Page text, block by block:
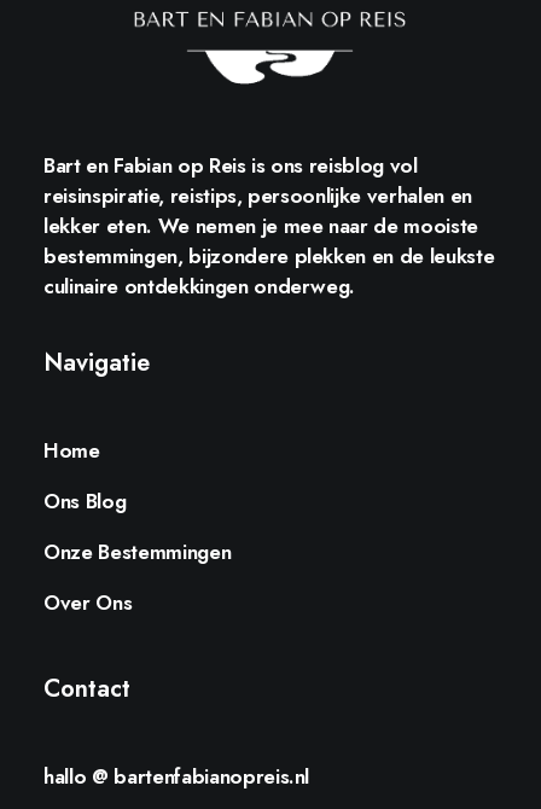
Bart en Fabian op Reisis ons reisblog vol
reisinspiratie, reistips, persoonlijke verhalen en
lekker eten. We nemen je mee naar de mooiste
bestemmingen, bijzondere plekken en de leukste
culinaire ontdekkingen onderweg.
Navigatie
Home
Ons Blog
Onze Bestemmingen
Over Ons
Contact
hallo @ bartenfabianopreis.nl